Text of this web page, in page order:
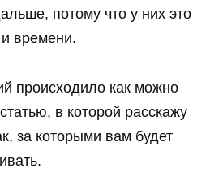
потому что у них это
времени.
происходило как можно
в которой расскажу
за которыми вам будет